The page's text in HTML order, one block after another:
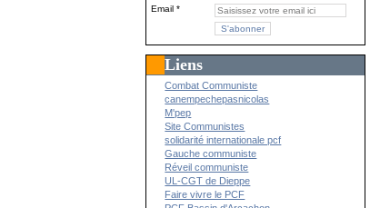
Email
Liens
Combat Communiste
canempechepasnicolas
M'pep
Site Communistes
solidarité internationale pcf
Gauche communiste
Réveil communiste
UL-CGT de Dieppe
Faire vivre le PCF